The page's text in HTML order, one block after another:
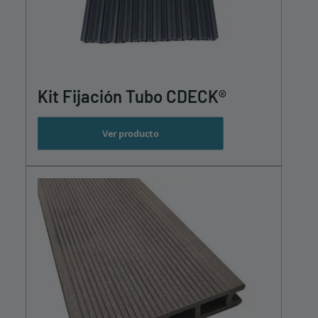
Kit Fijación Tubo CDECK®
Ver producto